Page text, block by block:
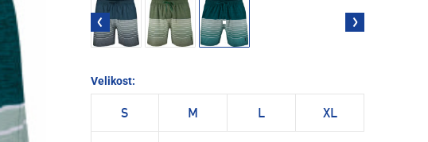
Velikost:
S M L XL